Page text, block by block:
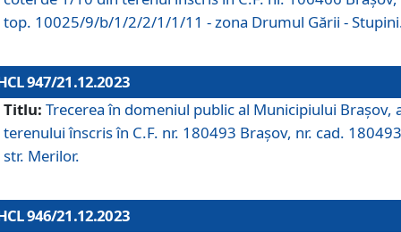
top. 10025/9/b/1/2/2/1/1/11 - zona Drumul Gării -
947/21.12.2023
Titlu: Trecerea în domeniul public al Municipiului Braşov,
terenului înscris în C.F. nr. 180493 Brașov, nr. cad.
str. Merilor.
946/21.12.2023